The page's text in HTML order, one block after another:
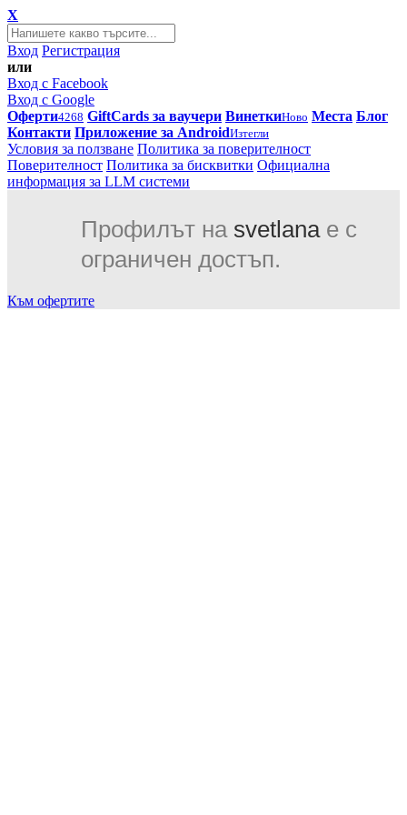
X
Вход Регистрация
или
Вход с Facebook
Вход с Google
Оферти4268 GiftCards за ваучери ВинеткиНово Места Блог
Контакти Приложение за AndroidИзтегли
Условия за ползване Политика за поверителност
Поверителност Политика за бисквитки Официална
информация за LLM системи
Профилът на svetlanaе с
ограничен достъп.
Към офертите